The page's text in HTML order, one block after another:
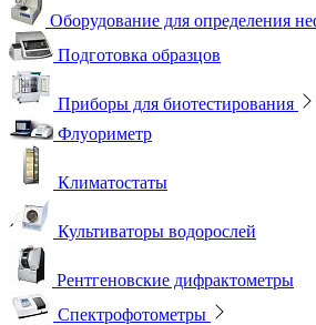
Оборудование для определения
Подготовка образцов
Приборы для биотестирования
Флуориметр
Климатостаты
Культиваторы водорослей
Рентгеновские дифрактометры
Спектрофотометры